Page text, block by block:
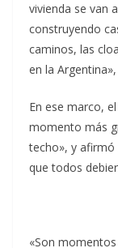
vivienda se van
construyendo
caminos, las
en la
En ese marco,
momento más
techo», y afirmó
que todos
«Son